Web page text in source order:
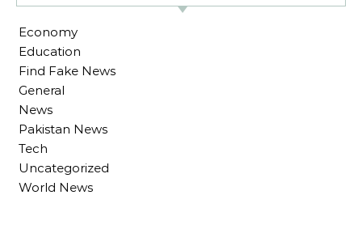
Economy
Education
Find Fake News
General
News
Pakistan News
Tech
Uncategorized
World News